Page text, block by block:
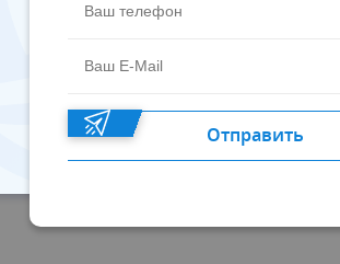
Отправить